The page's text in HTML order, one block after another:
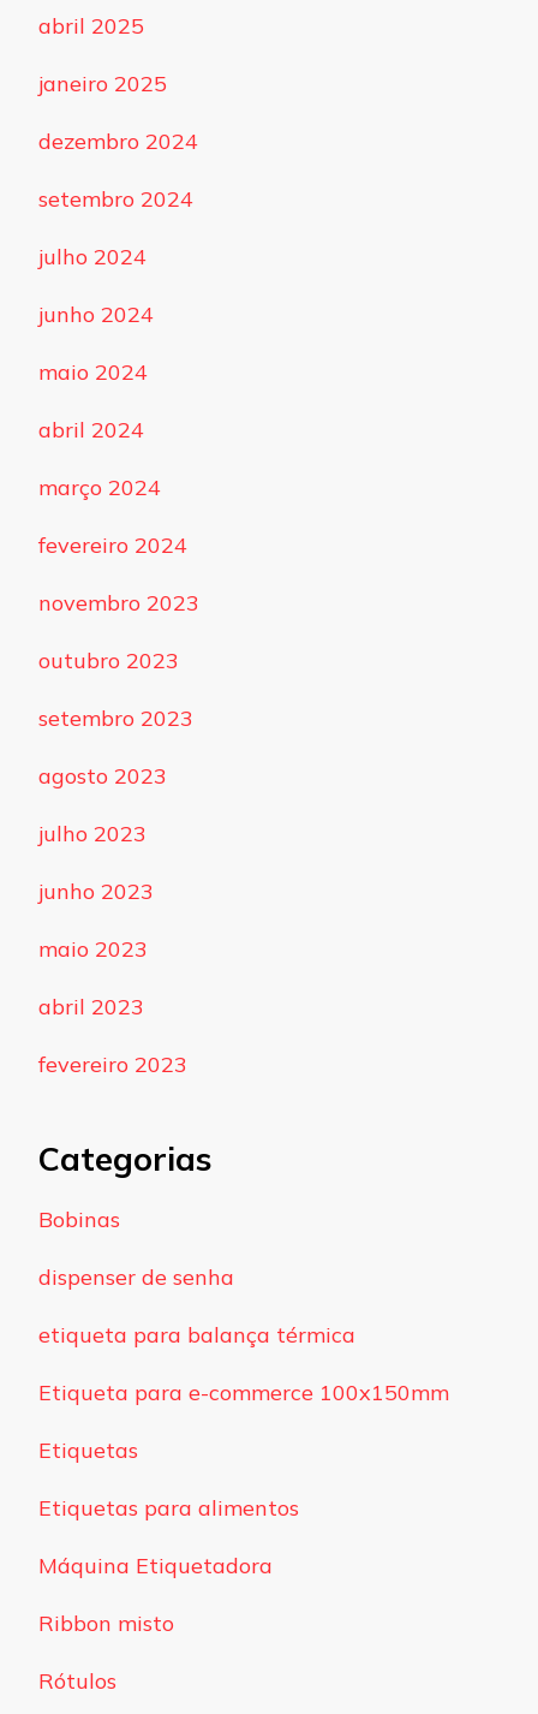
abril 2025
janeiro 2025
dezembro 2024
setembro 2024
julho 2024
junho 2024
maio 2024
abril 2024
março 2024
fevereiro 2024
novembro 2023
outubro 2023
setembro 2023
agosto 2023
julho 2023
junho 2023
maio 2023
abril 2023
fevereiro 2023
Categorias
Bobinas
dispenser de senha
etiqueta para balança térmica
Etiqueta para e-commerce 100x150mm
Etiquetas
Etiquetas para alimentos
Máquina Etiquetadora
Ribbon misto
Rótulos